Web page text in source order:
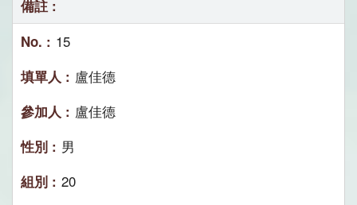
15
盧佳德
盧佳德
男
20